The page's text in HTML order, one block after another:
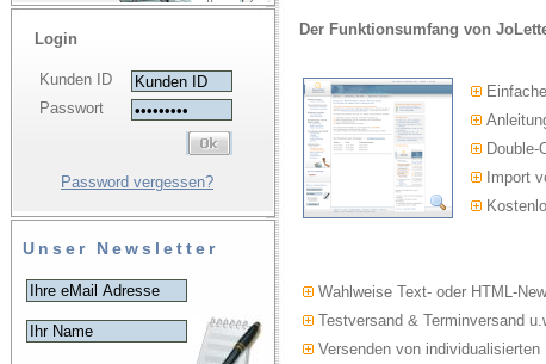
Login
Kunden ID
Passwort
Password vergessen?
Unser Newsletter
Der Funktionsumfang von
Double-
Import
Wahlweise Text- oder HTML-
Testversand & Terminversand
Versenden von individualisierten